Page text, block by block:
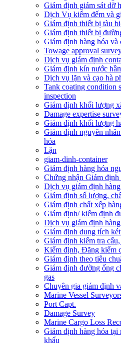
Giám định giám sát dỡ
Dịch Vụ kiểm đếm và
Giám định thiết bị tàu
Giám định thiết bị
Giám định hàng hóa
Towage approval
Dịch vụ giám định
Giám định kín nước
Dịch vụ lặn và cạo hà
Tank coating condition
inspection
Giám định khối lượng
Damage expertise
Giám định khối lượng
Giám định nguyên
hóa
Lặn
giam-dinh-container
Giám định hàng hóa
Chứng nhận Giám định
Dịch vụ giám định
Giám định số lượng,
Giám định chất xếp
Giám định/ kiểm định
Dịch vụ giám định
Giám định dung tích
Giám định kiểm tra
Kiểm định, Đăng kiểm
Giám định theo tiêu
Giám định đường ống
gas
Chuyên gia giám định
Marine Vessel
Port Capt.
Damage Survey
Marine Cargo Loss
Giám định hàng hóa
khẩu